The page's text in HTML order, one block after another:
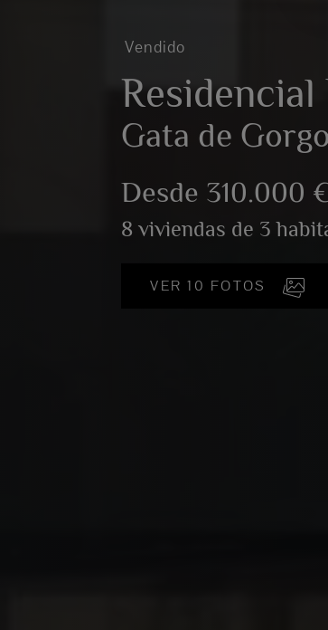
Vendido
Gata de
Desde 310.000
8 viviendas de 3
VER 10 FOTOS